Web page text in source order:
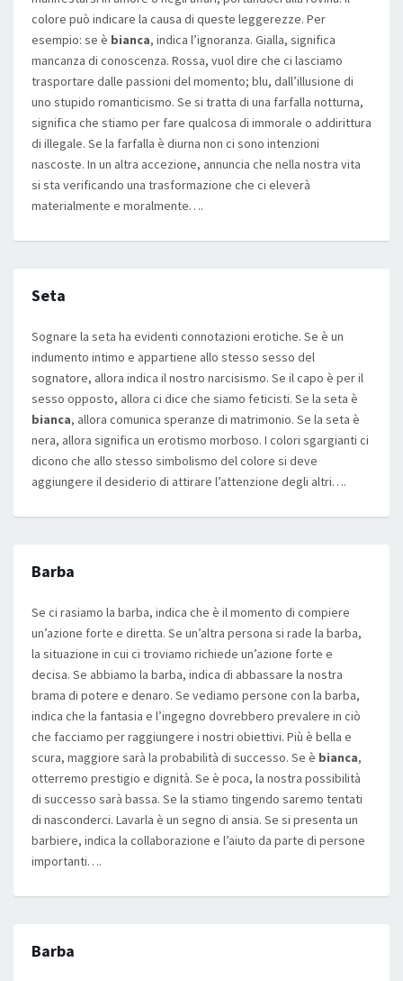
colore può indicare la causa di queste leggerezze. Per
esempio: se è bianca, indica l’ignoranza. Gialla, significa
mancanza di conoscenza. Rossa, vuol dire che ci lasciamo
trasportare dalle passioni del momento; blu, dall’illusione di
uno stupido romanticismo. Se si tratta di una farfalla notturna,
significa che stiamo per fare qualcosa di immorale o addirittura
di illegale. Se la farfalla è diurna non ci sono intenzioni
nascoste. In un altra accezione, annuncia che nella nostra vita
si sta verificando una trasformazione che ci eleverà
materialmente e moralmente….
Seta
Sognare la seta ha evidenti connotazioni erotiche. Se è un
indumento intimo e appartiene allo stesso sesso del
sognatore, allora indica il nostro narcisismo. Se il capo è per il
sesso opposto, allora ci dice che siamo feticisti. Se la seta è
bianca, allora comunica speranze di matrimonio. Se la seta è
nera, allora significa un erotismo morboso. I colori sgargianti ci
dicono che allo stesso simbolismo del colore si deve
aggiungere il desiderio di attirare l’attenzione degli altri….
Barba
Se ci rasiamo la barba, indica che è il momento di compiere
un’azione forte e diretta. Se un’altra persona si rade la barba,
la situazione in cui ci troviamo richiede un’azione forte e
decisa. Se abbiamo la barba, indica di abbassare la nostra
brama di potere e denaro. Se vediamo persone con la barba,
indica che la fantasia e l’ingegno dovrebbero prevalere in ciò
che facciamo per raggiungere i nostri obiettivi. Più è bella e
scura, maggiore sarà la probabilità di successo. Se è bianca,
otterremo prestigio e dignità. Se è poca, la nostra possibilità
di successo sarà bassa. Se la stiamo tingendo saremo tentati
di nasconderci. Lavarla è un segno di ansia. Se si presenta un
barbiere, indica la collaborazione e l’aiuto da parte di persone
importanti….
Barba